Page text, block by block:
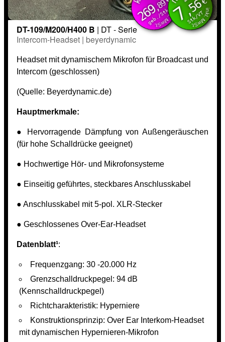
269,89
geb./Stk7,56
Stk/VT
DT-109/M200/H400 B | DT - Serie
Intercom-Headset | beyerdynamic
Headset mit dynamischem Mikrofon für Broadcast und
Intercom (geschlossen)
(Quelle: Beyerdynamic.de)
Hauptmerkmale:
● Hervorragende Dämpfung von Außengeräuschen
(für hohe Schalldrücke geeignet)
● Hochwertige Hör- und Mikrofonsysteme
● Einseitig geführtes, steckbares Anschlusskabel
● Anschlusskabel mit 5-pol. XLR-Stecker
● Geschlossenes Over-Ear-Headset
Datenblatt¹:
Frequenzgang: 30 -20.000 Hz
Grenzschalldruckpegel: 94 dB
(Kennschalldruckpegel)
Richtcharakteristik: Hyperniere
Konstruktionsprinzip: Over Ear Interkom-Headset
mit dynamischen Hypernieren-Mikrofon